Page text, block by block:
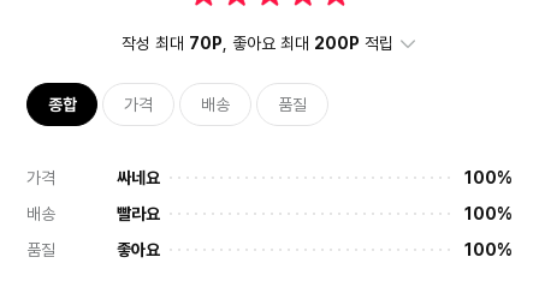
작성 최대 70P, 좋아요 최대 200P 적립
종합 가격 배송 품질
가격 싸네요
100%
배송
빨라요
100%
품질
좋아요 100%